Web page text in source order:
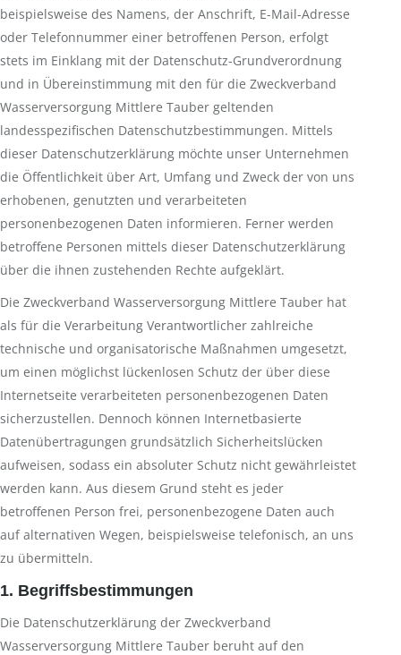
beispielsweise des Namens, der Anschrift, E-Mail-Adresse
oder Telefonnummer einer betroffenen Person, erfolgt
stets im Einklang mit der Datenschutz-Grundverordnung
und in Übereinstimmung mit den für die Zweckverband
Wasserversorgung Mittlere Tauber geltenden
landesspezifischen Datenschutzbestimmungen. Mittels
dieser Datenschutzerklärung möchte unser Unternehmen
die Öffentlichkeit über Art, Umfang und Zweck der von uns
erhobenen, genutzten und verarbeiteten
personenbezogenen Daten informieren. Ferner werden
betroffene Personen mittels dieser Datenschutzerklärung
über die ihnen zustehenden Rechte aufgeklärt.
Die Zweckverband Wasserversorgung Mittlere Tauber hat
als für die Verarbeitung Verantwortlicher zahlreiche
technische und organisatorische Maßnahmen umgesetzt,
um einen möglichst lückenlosen Schutz der über diese
Internetseite verarbeiteten personenbezogenen Daten
sicherzustellen. Dennoch können Internetbasierte
Datenübertragungen grundsätzlich Sicherheitslücken
aufweisen, sodass ein absoluter Schutz nicht gewährleistet
werden kann. Aus diesem Grund steht es jeder
betroffenen Person frei, personenbezogene Daten auch
auf alternativen Wegen, beispielsweise telefonisch, an uns
zu übermitteln.
1. Begriffsbestimmungen
Die Datenschutzerklärung der Zweckverband
Wasserversorgung Mittlere Tauber beruht auf den